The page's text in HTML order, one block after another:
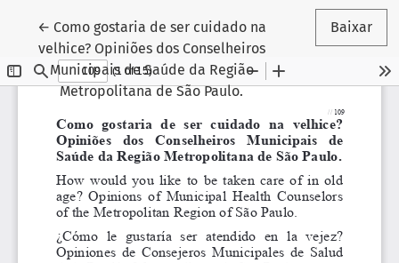
← Voltar aos Detalhes do Artigo
Como gostaria de ser cuidado na
velhice? Opiniões dos Conselheiros
Municipais de Saúde da Região
Metropolitana de São Paulo.
Baixar